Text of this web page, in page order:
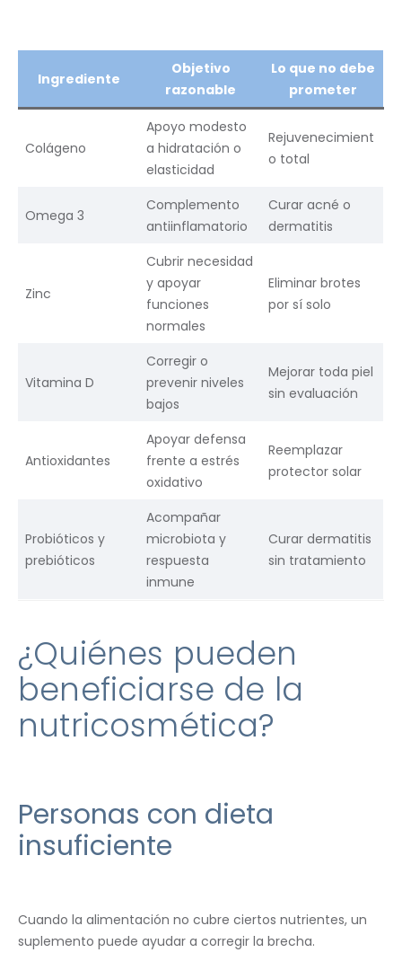
Ingrediente
Objetivo
razonable
Lo que no debe
prometer
Colágeno
Apoyo modesto
a hidratación o
elasticidad
Rejuvenecimient
o total
Omega 3
Complemento
antiinflamatorio
Curar acné o
dermatitis
Zinc
Cubrir necesidad
y apoyar
funciones
normales
Eliminar brotes
por sí solo
Vitamina D
Corregir o
prevenir niveles
bajos
Mejorar toda piel
sin evaluación
Antioxidantes
Apoyar defensa
frente a estrés
oxidativo
Reemplazar
protector solar
Probióticos y
prebióticos
Acompañar
microbiota y
respuesta
inmune
Curar dermatitis
sin tratamiento
¿Quiénes pueden
beneficiarse de la
nutricosmética?
Personas con dieta
insuficiente
Cuando la alimentación no cubre ciertos nutrientes, un
suplemento puede ayudar a corregir la brecha.